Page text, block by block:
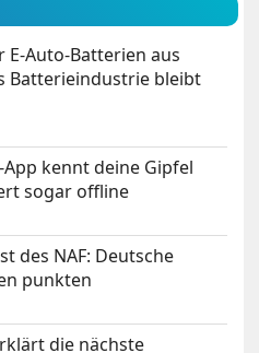
E-Auto-Batterien aus
Batterieindustrie bleibt
kennt deine Gipfel
sogar offline
des NAF: Deutsche
punkten
die nächste